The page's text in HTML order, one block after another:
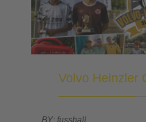
Volvo Heinzler